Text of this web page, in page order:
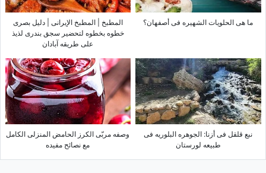
ما هی الحلویات الشهیره فی أصفهان؟
المطبخ | المطبخ الإیرانی | دلیل بصری
خطوه بخطوه لتحضیر سجق بندری لذیذ
على طریقه آبادان
نبع قلقل فی أزنا: الجوهره البلوریه فی
طبیعه لورستان
وصفه مربّى الکرز الحامض المنزلی الکامل
مع نصائح مفیده